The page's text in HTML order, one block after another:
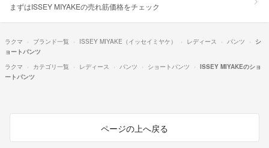
まずはISSEY MIYAKEの売れ筋価格をチェック
ラクマ ブランド一覧 ISSEY MIYAKE（イッセイミヤケ） レディース パンツ
シ
ョートパンツ
ラクマ
カテゴリ一覧 レディース パンツ ショートパンツ
ISSEY MIYAKEのショ
ートパンツ
ページの上へ戻る